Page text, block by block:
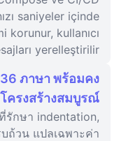
saniyeler içinde
kullanıcı
yerelleştirilir.
ภาษา พร้อมคง
โครงสร้างสมบูรณ์
รักษา indentation,
ถ้วน แปลเฉพาะค่า